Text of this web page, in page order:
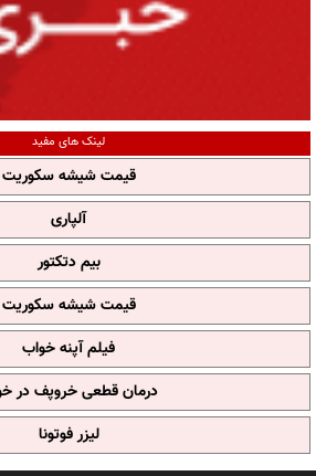
لینک های مفید
قیمت شیشه سکوریت
آلپاری
بیم دتکتور
قیمت شیشه سکوریت
فیلم آپنه خواب
درمان قطعی خروپف در
لیزر فوتونا